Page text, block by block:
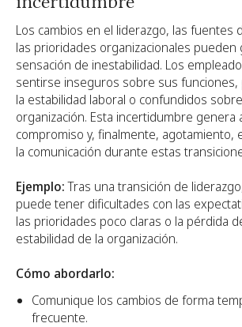
Los cambios en el liderazgo, las fuentes
las prioridades organizacionales pueden
sensación de inestabilidad. Los
sentirse inseguros sobre sus
la estabilidad laboral o confundidos
organización. Esta incertidumbre genera
compromiso y, finalmente, agotamiento,
la comunicación durante estas
Ejemplo:Tras una transición de
puede tener dificultades con las
las prioridades poco claras o la pérdida
estabilidad de la organización.
Cómo abordarlo:
Comunique los cambios de forma
frecuente.